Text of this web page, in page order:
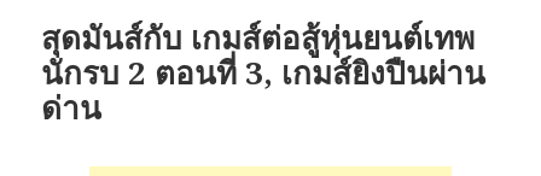
สุดมันส์กับ เกมส์ต่อสู้หุ่นยนต์เทพ
นักรบ 2 ตอนที่ 3, เกมส์ยิงปืนผ่าน
ด่าน